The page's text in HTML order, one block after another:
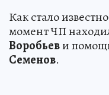
Как стало
момент ЧП
Воробьеви
Семенов.